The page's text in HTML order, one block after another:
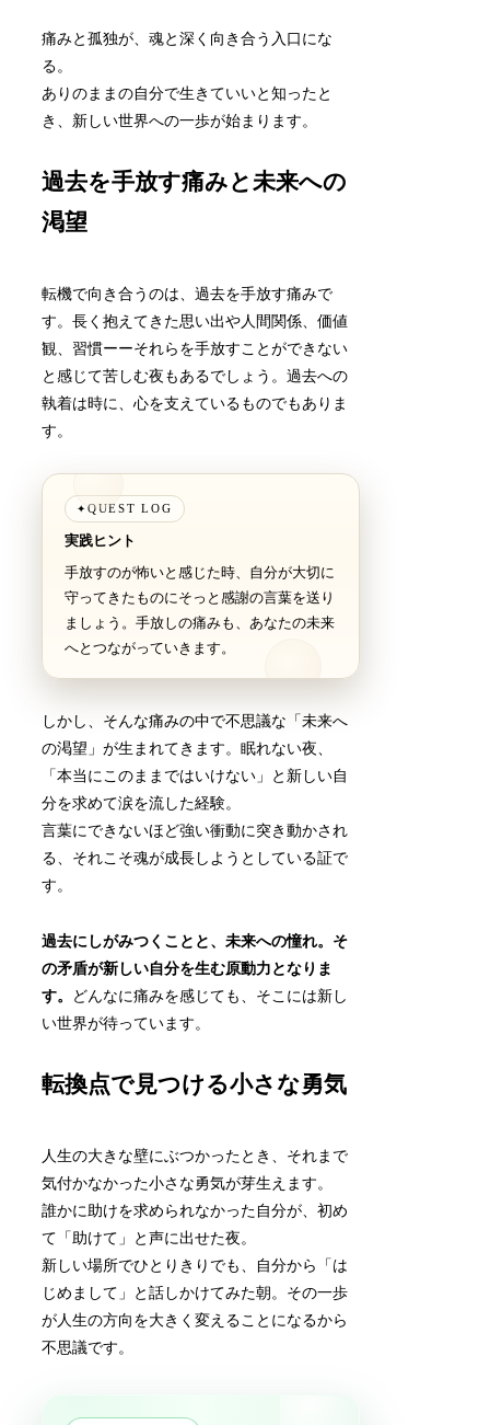
痛みと孤独が、魂と深く向き合う入口にな
る。
ありのままの自分で生きていいと知ったと
き、新しい世界への一歩が始まります。
過去を手放す痛みと未来への
渇望
転機で向き合うのは、過去を手放す痛みで
す。長く抱えてきた思い出や人間関係、価値
観、習慣ーーそれらを手放すことができない
と感じて苦しむ夜もあるでしょう。過去への
執着は時に、心を支えているものでもありま
す。
✦QUEST LOG
実践ヒント
手放すのが怖いと感じた時、自分が大切に
守ってきたものにそっと感謝の言葉を送り
ましょう。手放しの痛みも、あなたの未来
へとつながっていきます。
しかし、そんな痛みの中で不思議な「未来へ
の渇望」が生まれてきます。眠れない夜、
「本当にこのままではいけない」と新しい自
分を求めて涙を流した経験。
言葉にできないほど強い衝動に突き動かされ
る、それこそ魂が成長しようとしている証で
す。
過去にしがみつくことと、未来への憧れ。そ
の矛盾が新しい自分を生む原動力となりま
す。
どんなに痛みを感じても、そこには新し
い世界が待っています。
転換点で見つける小さな勇気
人生の大きな壁にぶつかったとき、それまで
気付かなかった小さな勇気が芽生えます。
誰かに助けを求められなかった自分が、初め
て「助けて」と声に出せた夜。
新しい場所でひとりきりでも、自分から「は
じめまして」と話しかけてみた朝。その一歩
が人生の方向を大きく変えることになるから
不思議です。